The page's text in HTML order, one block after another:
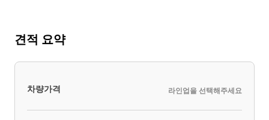
견적 요약
차량가격 라인업을 선택해주세요